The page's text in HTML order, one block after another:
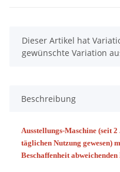
x
Dieser Artikel hat
gewünschte Variation
Beschreibung
Ausstellungs-Maschine (seit
täglichen Nutzung gewesen)
Beschaffenheit